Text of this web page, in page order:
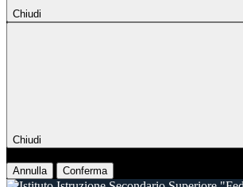
Chiudi
Chiudi
Annulla Conferma